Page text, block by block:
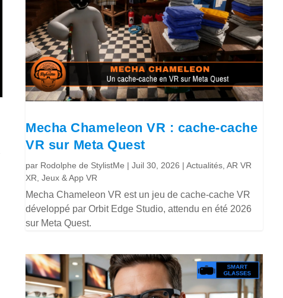
Mecha Chameleon VR : cache-cache
VR sur Meta Quest
par Rodolphe de StylistMe |Juil 30, 2026 |Actualités ,AR VR
XR ,Jeux & App VR
Mecha Chameleon VR est un jeu de cache-cache VR
développé par Orbit Edge Studio, attendu en été 2026
sur Meta Quest.